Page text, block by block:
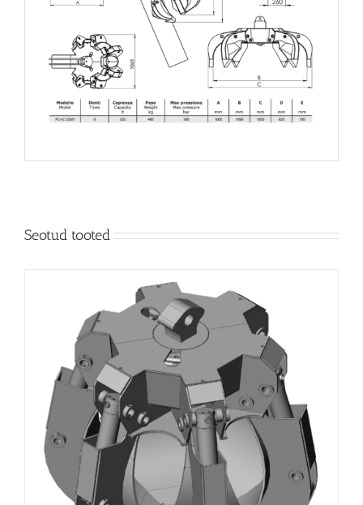
Seotud tooted